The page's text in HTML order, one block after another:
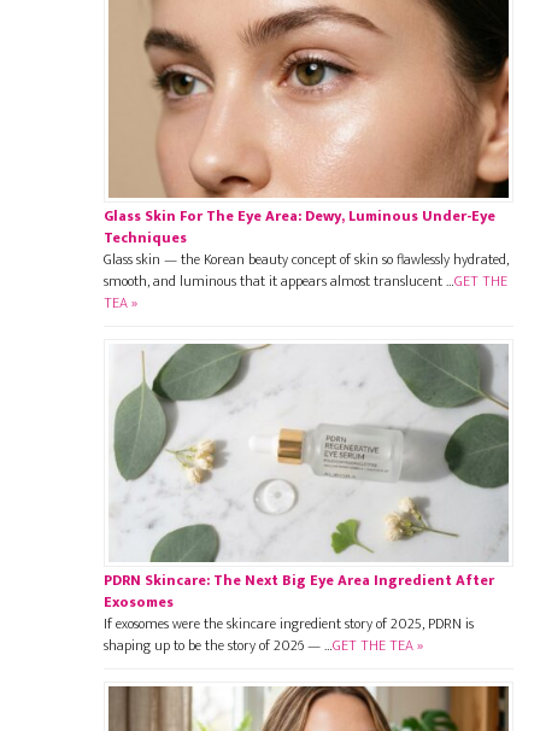
Glass Skin For The Eye Area: Dewy, Luminous Under-Eye
Techniques
Glass skin — the Korean beauty concept of skin so flawlessly hydrated,
smooth, and luminous that it appears almost translucent …GET THE
TEA »
PDRN Skincare: The Next Big Eye Area Ingredient After
Exosomes
If exosomes were the skincare ingredient story of 2025, PDRN is
shaping up to be the story of 2026 — …GET THE TEA »